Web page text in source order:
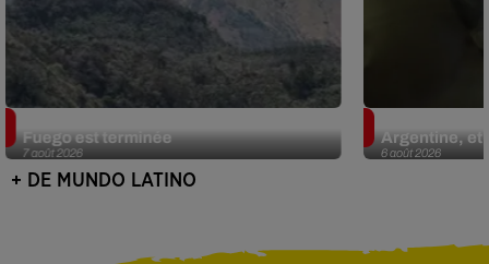
7 août 2026
Fuego est terminée
6 août 2026
Argentine, et
+ DE MUNDO LATINO